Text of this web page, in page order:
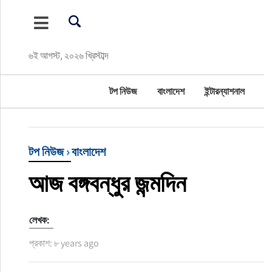
৬ই আগস্ট, ২০২৬ খ্রিস্টাব্দ
নিউইয়র্ক
টপ নিউজ বাংলাদেশ ইন্টারন্যাশনাল
টপ নিউজ›বাংলাদেশ
আজ বঙ্গবন্ধুর জন্মদিন
লেখক:
প্রকাশ: ৮ years ago